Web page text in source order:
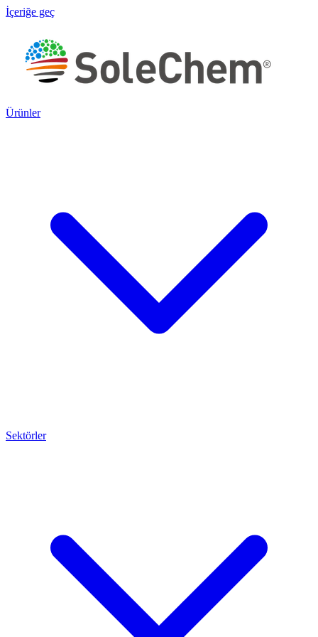
İçeriğe geç
Ürünler
Sektörler